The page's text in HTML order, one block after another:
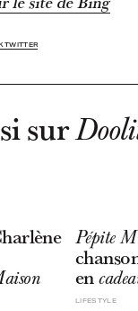
TWITTER
sur
Pépite
en
LIFESTYLE